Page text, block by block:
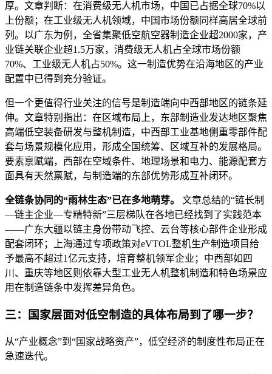
厚。文章判断：在消费级无人机市场，中国已占据全球70%以
上份额；在工业级无人机领域，中国市场份额同样高居全球前
列。以广东为例，全省集聚低空航空器制造企业超2000家，产
业链关联企业超1.5万家，消费级无人机占全球市场份额
70%、工业级无人机占50%。这一制造优势在沿海地区的产业
配置中已得到充分验证。
但一个更值得行业关注的信号是制造端向中西部地区的链条延
伸。文章特别指出：在区域布局上，东部制造业发达地区聚焦
高端低空装备研发与整机制造，中西部工业基地侧重零部件配
套与场景规模化应用，形成全国统筹、区域互补的发展格局。
要素禀赋端，西部在空域条件、地理场景和电力、能源配套方
面具有天然禀赋，与制造端的东部优势形成互补闭环。
全链条协同的“雨林生态”已在多地萌芽。
文章总结的“链长制
—链主企业—专精特新”三层梯队在各地已经找到了实践范本
——广东大疆以链主身份带动飞控、云台等核心部件企业形成
配套闭环；上海通过专项政策对eVTOL整机生产制造项目给
予最高不超过1亿元支持，培育整机领军企业；中西部如四
川、重庆等地区则依靠大型工业无人机整机制造和特色场景应
用在制造链条中发挥差异角色。
三：国家层面对低空制造的具体布局到了哪一步？
从“产业概念”到“国家战略资产”，低空经济的制度性布局正在
急速迭代。